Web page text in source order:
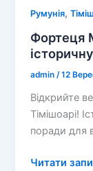
Румунія,Тіміш
Фортеця
admin/12
Відкрийте
Тімішоарі!
поради для
Фортеця
Читати